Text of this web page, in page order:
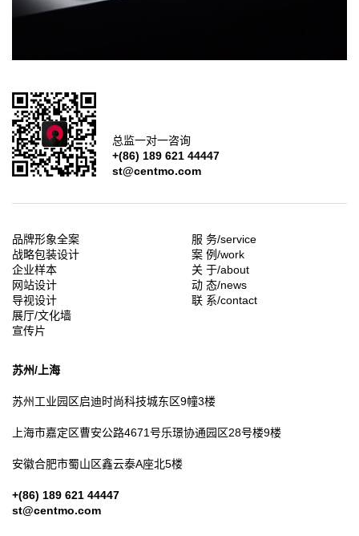
总监一对一咨询
+(86) 189 621 44447
st@centmo.com
品牌形象全案
战略包装设计
企业样本
网站设计
导视设计
展厅/文化墙
宣传片
服 务/service
案 例/work
关 于/about
动 态/news
联 系/contact
苏州/上海
苏州工业园区启迪时尚科技城东区9幢3楼
上海市嘉定区曹安公路4671号乐璟协通园区28号楼9楼
安徽合肥市蜀山区鑫云泰A座北5楼
+(86) 189 621 44447
st@centmo.com